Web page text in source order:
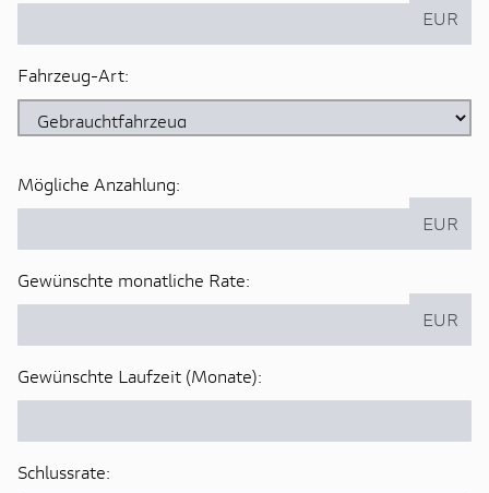
EUR
Fahrzeug-Art:
Mögliche Anzahlung:
EUR
Gewünschte monatliche Rate:
EUR
Gewünschte Laufzeit (Monate):
Schlussrate: